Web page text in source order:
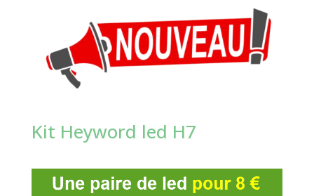
Kit Heyword led H7